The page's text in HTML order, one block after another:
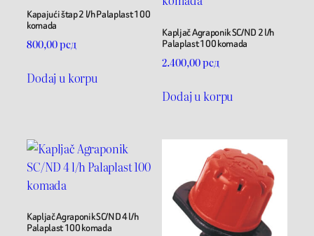
Kapajući štap 2 l/h Palaplast 100
komada
800,00рсд
Dodaj u korpu
Kapljač Agraponik SC/ND 2 l/h
Palaplast 100 komada
2.400,00рсд
Dodaj u korpu
Kapljač Agraponik SC/ND 4 l/h
Palaplast 100 komada